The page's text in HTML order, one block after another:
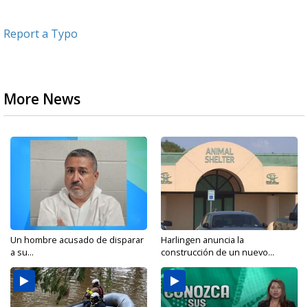
Report a Typo
More News
Un hombre acusado de disparar
a su...
Harlingen anuncia la
construcción de un nuevo...